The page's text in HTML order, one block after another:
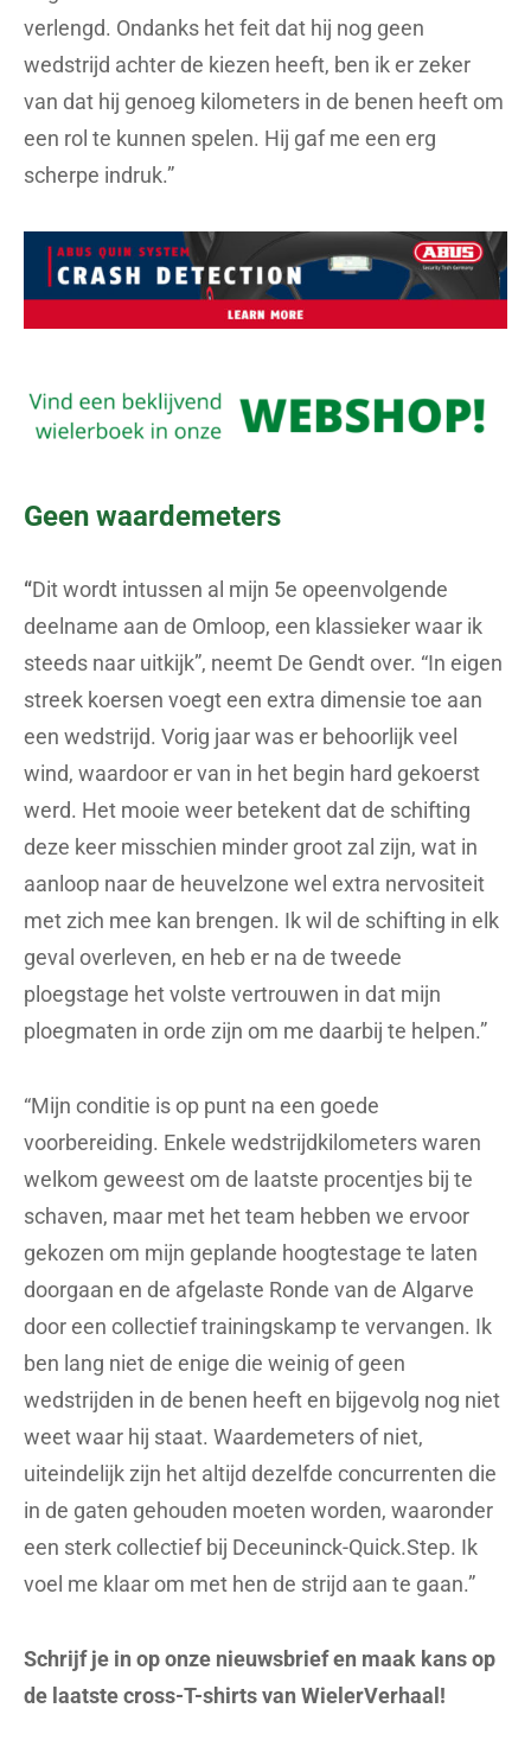
verlengd. Ondanks het feit dat hij nog geen
wedstrijd achter de kiezen heeft, ben ik er zeker
van dat hij genoeg kilometers in de benen heeft om
een rol te kunnen spelen. Hij gaf me een erg
scherpe indruk.”
Geen waardemeters
“Dit wordt intussen al mijn 5e opeenvolgende
deelname aan de Omloop, een klassieker waar ik
steeds naar uitkijk”, neemt De Gendt over. “In eigen
streek koersen voegt een extra dimensie toe aan
een wedstrijd. Vorig jaar was er behoorlijk veel
wind, waardoor er van in het begin hard gekoerst
werd. Het mooie weer betekent dat de schifting
deze keer misschien minder groot zal zijn, wat in
aanloop naar de heuvelzone wel extra nervositeit
met zich mee kan brengen. Ik wil de schifting in elk
geval overleven, en heb er na de tweede
ploegstage het volste vertrouwen in dat mijn
ploegmaten in orde zijn om me daarbij te helpen.”
“Mijn conditie is op punt na een goede
voorbereiding. Enkele wedstrijdkilometers waren
welkom geweest om de laatste procentjes bij te
schaven, maar met het team hebben we ervoor
gekozen om mijn geplande hoogtestage te laten
doorgaan en de afgelaste Ronde van de Algarve
door een collectief trainingskamp te vervangen. Ik
ben lang niet de enige die weinig of geen
wedstrijden in de benen heeft en bijgevolg nog niet
weet waar hij staat. Waardemeters of niet,
uiteindelijk zijn het altijd dezelfde concurrenten die
in de gaten gehouden moeten worden, waaronder
een sterk collectief bij Deceuninck-Quick.Step. Ik
voel me klaar om met hen de strijd aan te gaan.”
Schrijf je in op onze nieuwsbrief en maak kans op
de laatste cross-T-shirts van WielerVerhaal!